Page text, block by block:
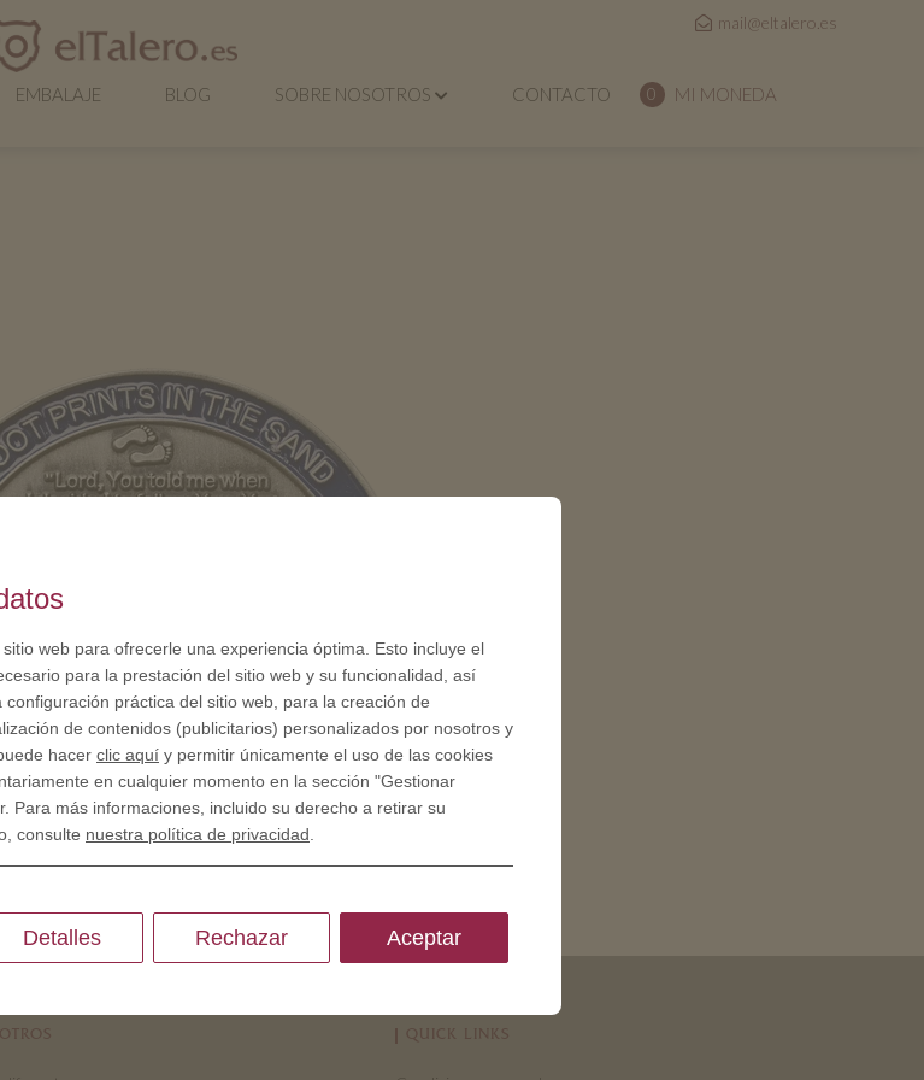
mail@eltalero.es
EMBALAJE BLOG SOBRE NOSOTROS CONTACTO 0 MI MONEDA
QUICK LINKS
web para ofrecerle una experiencia óptima. Esto incluye el
para la prestación del sitio web y su funcionalidad, así
práctica del sitio web, para la creación de
de contenidos (publicitarios) personalizados por nosotros y
hacer clic aquí y permitir únicamente el uso de las cookies
en cualquier momento en la sección "Gestionar
Para más informaciones, incluido su derecho a retirar su
consulte nuestra política de privacidad
Aceptar
Rechazar
Detalles